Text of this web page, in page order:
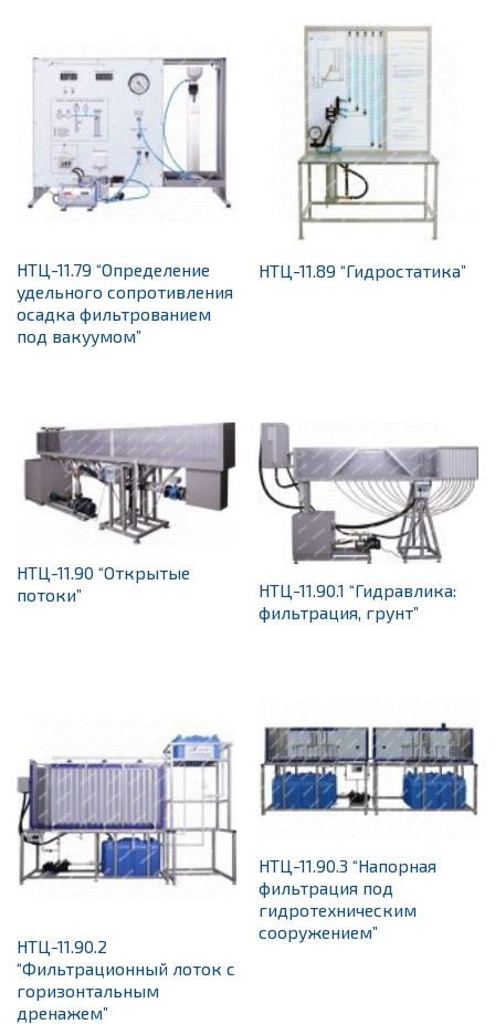
НТЦ-11.79 “Определение
удельного сопротивления
осадка фильтрованием
под вакуумом”
НТЦ-11.89 “Гидростатика”
НТЦ-11.90 “Открытые
потоки”
НТЦ-11.90.1 “Гидравлика:
фильтрация, грунт”
НТЦ-11.90.2
“Фильтрационный лоток с
горизонтальным
дренажем”
НТЦ-11.90.3 “Напорная
фильтрация под
гидротехническим
сооружением”